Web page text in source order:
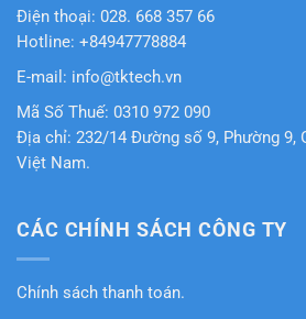
Điện thoại: 028. 668 357 66
Hotline: +84947778884
E-mail: info@tktech.vn
Mã Số Thuế: 0310 972 090
Địa chỉ: 232/14 Đường số 9, Phường 9,
Việt Nam.
CÁC CHÍNH SÁCH CÔNG TY
Chính sách thanh toán.